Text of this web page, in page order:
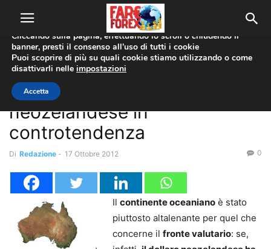
Home Coppie Valute AUD/USD
Coppie Valute AUD/USD NZD/USD
Dollaro australiano e
neozelandese in
controtendenza
Di Redazione - 17 Ottobre 2012 0
Il continente oceaniano è stato
piuttosto altalenante per quel che
concerne il fronte valutario: se,
Utilizziamo i cookie per offrirti la migliore esperienza sul nostro
sito web.
Cliccando sulla pagina, effettuando lo scroll o chiudendo il
banner, presti il consenso all’uso di tutti i cookie
Puoi scoprire di più su quali cookie stiamo utilizzando o come
disattivarli nelle impostazioni
Accetta